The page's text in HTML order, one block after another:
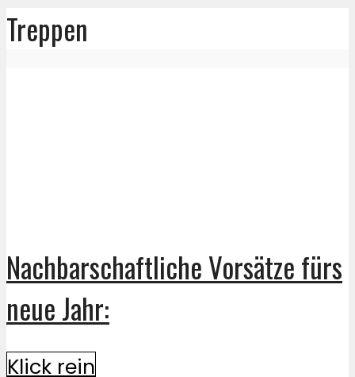
Treppen
Nachbarschaftliche Vorsätze fürs
neue Jahr:
Klick rein